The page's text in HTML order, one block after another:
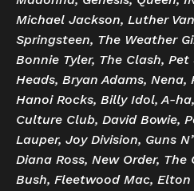
Michael Jackson, Luther
Springsteen, The Weather
Bonnie Tyler, The Clash,
Heads, Bryan Adams, Nena,
Hanoi Rocks, Billy Idol, A-
Culture Club, David Bowie,
Lauper, Joy Division, Guns
Diana Ross, New Order, The
Bush, Fleetwood Mac,